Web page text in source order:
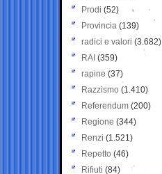
Prodi (52)
Provincia (139)
radici e valori (3.682)
RAI (359)
rapine (37)
Razzismo (1.410)
Referendum (200)
Regione (344)
Renzi (1.521)
Repetto (46)
Rifiuti (84)